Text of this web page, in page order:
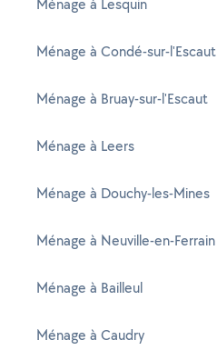
Ménage à Lesquin
Ménage à Condé-sur-l'Escaut
Ménage à Bruay-sur-l'Escaut
Ménage à Leers
Ménage à Douchy-les-Mines
Ménage à Neuville-en-Ferrain
Ménage à Bailleul
Ménage à Caudry